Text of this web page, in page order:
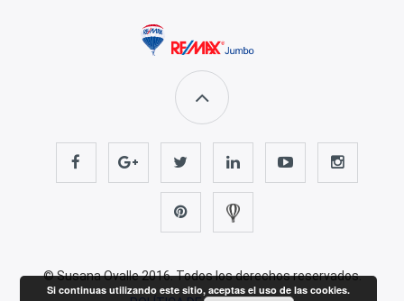
© Susana Ovalle 2016. Todos los derechos reservados.
Si continuas utilizando este sitio, aceptas el uso de las cookies.